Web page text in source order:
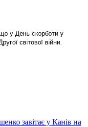
у День скорботи у
світової війни.
завітає у Канів на